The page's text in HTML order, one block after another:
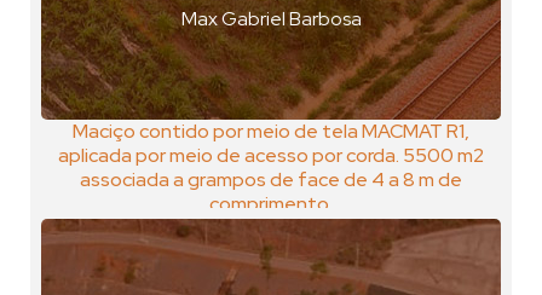
Max Gabriel Barbosa
Maciço contido por meio de tela MACMAT R1,
aplicada por meio de acesso por corda. 5500 m2
associada a grampos de face de 4 a 8 m de
comprimento.